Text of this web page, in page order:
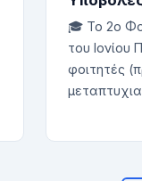
🎓 Το 2ο
του Ιονίου
φοιτητές